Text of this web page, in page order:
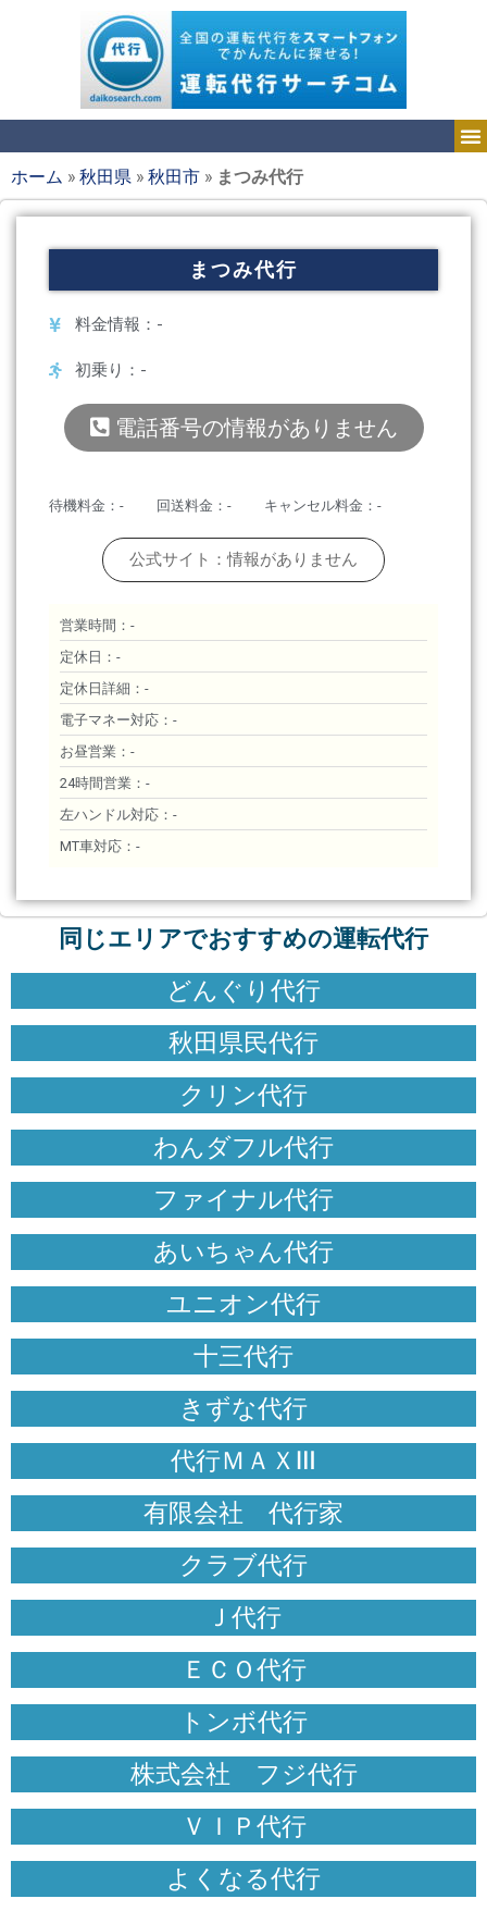
ホーム »秋田県 »秋田市 » まつみ代行
まつみ代行
料金情報：-
初乗り：-
電話番号の情報がありません
待機料金：- 回送料金：- キャンセル料金：-
公式サイト：情報がありません
営業時間：-
定休日：-
定休日詳細：-
電子マネー対応：-
お昼営業：-
24時間営業：-
左ハンドル対応：-
MT車対応：-
同じエリアでおすすめの運転代行
どんぐり代行
秋田県民代行
クリン代行
わんダフル代行
ファイナル代行
あいちゃん代行
ユニオン代行
十三代行
きずな代行
代行ＭＡＸⅢ
有限会社 代行家
クラブ代行
Ｊ代行
ＥＣＯ代行
トンボ代行
株式会社 フジ代行
ＶＩＰ代行
よくなる代行